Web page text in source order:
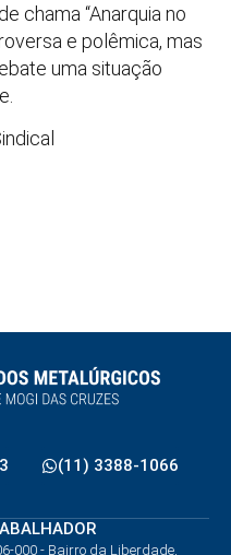
chama “Anarquia no
e polêmica, mas
uma situação
(11) 3388-1066
000 - Bairro da Liberdade,